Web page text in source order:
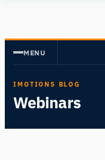
springen
MENU
IMOTIONS BLOG
Webinars